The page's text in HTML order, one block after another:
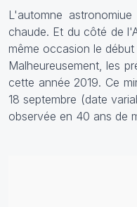
L'automne
chaude. Et du côté de
même occasion le
Malheureusement, les
cette année 2019. Ce
18 septembre (date
observée en 40 ans de